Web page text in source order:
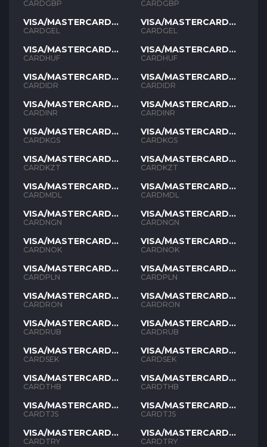
GBP
CARDGBP
VISA/MASTERCARD
GEL
CARDGEL
VISA/MASTERCARD
HUF
CARDHUF
VISA/MASTERCARD
IDR
CARDIDR
VISA/MASTERCARD
INR
CARDINR
VISA/MASTERCARD
KGS
CARDKGS
VISA/MASTERCARD
KZT
CARDKZT
VISA/MASTERCARD
MDL
CARDMDL
VISA/MASTERCARD
NGN
CARDNGN
VISA/MASTERCARD
NOK
CARDNOK
VISA/MASTERCARD
PLN
CARDPLN
VISA/MASTERCARD
RON
CARDRON
VISA/MASTERCARD
RUB
CARDRUB
VISA/MASTERCARD
SEK
CARDSEK
VISA/MASTERCARD
THB
CARDTHB
VISA/MASTERCARD
TJS
CARDTJS
VISA/MASTERCARD
TYR
CARDTRY
GBP
CARDGBP
VISA/MASTERCARD
GEL
CARDGEL
VISA/MASTERCARD
HUF
CARDHUF
VISA/MASTERCARD
IDR
CARDIDR
VISA/MASTERCARD
INR
CARDINR
VISA/MASTERCARD
KGS
CARDKGS
VISA/MASTERCARD
KZT
CARDKZT
VISA/MASTERCARD
MDL
CARDMDL
VISA/MASTERCARD
NGN
CARDNGN
VISA/MASTERCARD
NOK
CARDNOK
VISA/MASTERCARD
PLN
CARDPLN
VISA/MASTERCARD
RON
CARDRON
VISA/MASTERCARD
RUB
CARDRUB
VISA/MASTERCARD
SEK
CARDSEK
VISA/MASTERCARD
THB
CARDTHB
VISA/MASTERCARD
TJS
CARDTJS
VISA/MASTERCARD
TYR
CARDTRY